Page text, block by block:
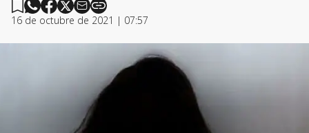
16 de octubre de 2021 | 07:57